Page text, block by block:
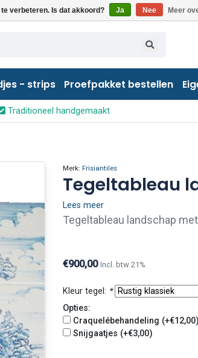
verbeteren. Is dat akkoord? Ja Nee Meer
- strips Proefpakket bestellen
Traditioneel handgemaakt
Merk: Frisiantiles
Tegeltableau
Lees meer
Tegeltableau landschap
€900,00 Incl. btw 21%
Kleur tegel: *
Opties:
Craquelébehandeling (+€12,00)
Snijgaatjes (+€3,00)